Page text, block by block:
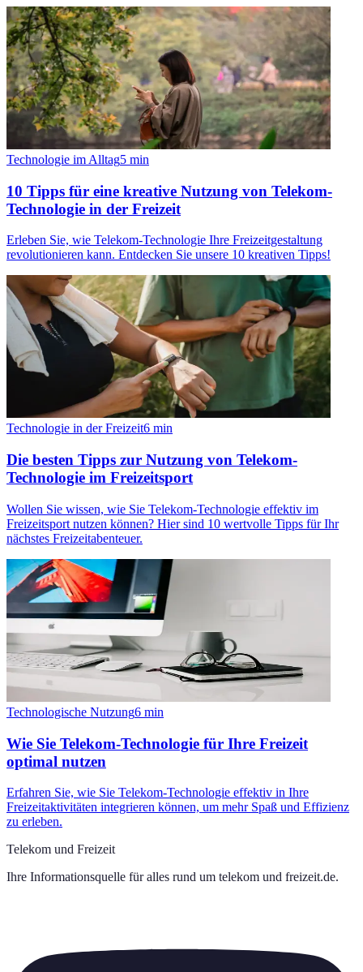
Technologie im Alltag5 min
10 Tipps für eine kreative Nutzung von Telekom-
Technologie in der Freizeit
Erleben Sie, wie Telekom-Technologie Ihre Freizeitgestaltung
revolutionieren kann. Entdecken Sie unsere 10 kreativen Tipps!
Technologie in der Freizeit6 min
Die besten Tipps zur Nutzung von Telekom-
Technologie im Freizeitsport
Wollen Sie wissen, wie Sie Telekom-Technologie effektiv im
Freizeitsport nutzen können? Hier sind 10 wertvolle Tipps für Ihr
nächstes Freizeitabenteuer.
Technologische Nutzung6 min
Wie Sie Telekom-Technologie für Ihre Freizeit
optimal nutzen
Erfahren Sie, wie Sie Telekom-Technologie effektiv in Ihre
Freizeitaktivitäten integrieren können, um mehr Spaß und Effizienz
zu erleben.
Telekom und Freizeit
Ihre Informationsquelle für alles rund um telekom und freizeit.de.